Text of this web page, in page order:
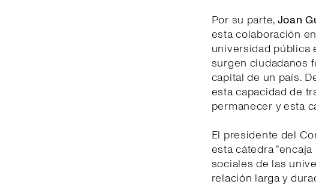
Por su parte, Joan
esta colaboración
universidad pública
surgen ciudadanos
capital de un país.
esta capacidad de
permanecer y esta
El presidente del
esta cátedra
sociales de las
relación larga y